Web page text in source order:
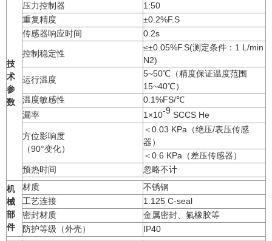
技
术
参
数
压力控制器
1:50
重复精度
±0.2%F.S
传感器响应时间
0.2s
控制稳定性
≤±0.05%F.S(测定条件：1 L/min
N2)
运行温度
5~50℃（精度保证温度范围
15~40℃）
温度敏感性
0.1%FS/℃
漏率
1×10-9SCCS He
方位影响度
（90°变化）
＜0.03 KPa（绝压/表压传感
器）
＜0.6 KPa（差压传感器）
预热时间
忽略不计
机
械
部
件
材质
不锈钢
工艺连接
1.125 C-seal
密封材质
金属密封、氟橡胶等
防护等级（外壳）
IP40